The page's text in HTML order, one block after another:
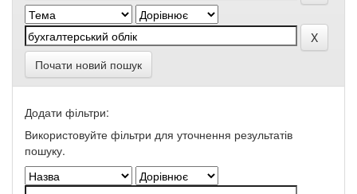
Почати новий пошук
Додати фільтри:
Використовуйте фільтри для уточнення результатів
пошуку.